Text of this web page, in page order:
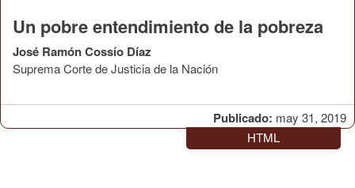
Publicado: may 31, 2019
Un pobre entendimiento de la pobreza
José Ramón Cossío Díaz
Suprema Corte de Justicia de la Nación
HTML